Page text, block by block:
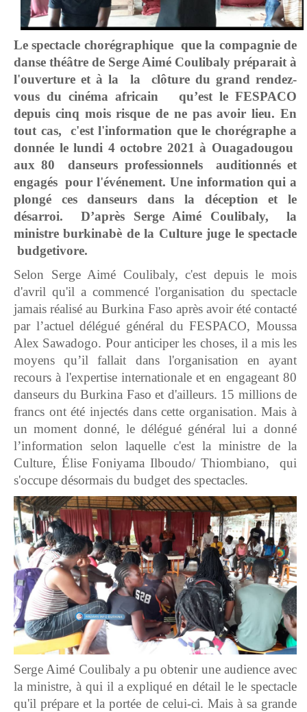
Le spectacle chorégraphique que la compagnie de
danse théâtre de Serge Aimé Coulibaly préparait à
l'ouverture etàla la clôture du grand rendez-
vous du cinéma africain qu’est le FESPACO
depuis cinq mois risque de ne pas avoir lieu. En
tout cas, c'est l'information que le chorégraphe a
donnée le lundi 4 octobre 2021 à Ouagadougou
aux 80 danseurs professionnels auditionnés et
engagés pour l'événement. Une information qui a
plongé
ces danseurs dans la déception et le
désarroi. D’après Serge Aimé Coulibaly, la
ministre burkinabè de la Culture juge le spectacle
budgetivore.
Selon Serge Aimé Coulibaly, c'est depuis le mois
d'avril qu'il a commencé l'organisation du spectacle
jamais réalisé au Burkina Faso après avoir été contacté
par l’actuel délégué général du FESPACO, Moussa
Alex Sawadogo. Pour anticiper les choses, il a mis les
moyens qu’il fallait dans l'organisation en ayant
recours à l'expertise internationale et en engageant 80
danseurs du Burkina Faso et d'ailleurs. 15 millions de
francs ont été injectés dans cette organisation. Mais à
un moment donné, le délégué général lui a donné
l’information selon laquelle c'est la ministre de la
Culture, Élise Foniyama Ilboudo/ Thiombiano, qui
s'occupe désormais du budget des spectacles.
Serge Aimé Coulibaly a pu obtenir une audience avec
la ministre, à qui il a expliqué en détail le le spectacle
qu'il prépare et la portée de celui-ci. Mais à sa grande